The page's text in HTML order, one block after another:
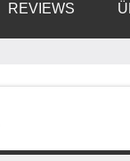
REVIEWS